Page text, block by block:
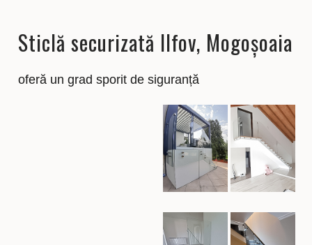
Sticlă securizată Ilfov, Mogoșoaia
oferă un grad sporit de siguranță